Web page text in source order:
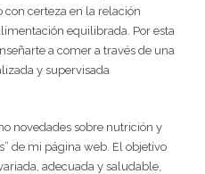
con certeza en la relación
equilibrada. Por esta
a comer a través de una
y supervisada
novedades sobre nutrición y
de mi página web. El objetivo
adecuada y saludable,